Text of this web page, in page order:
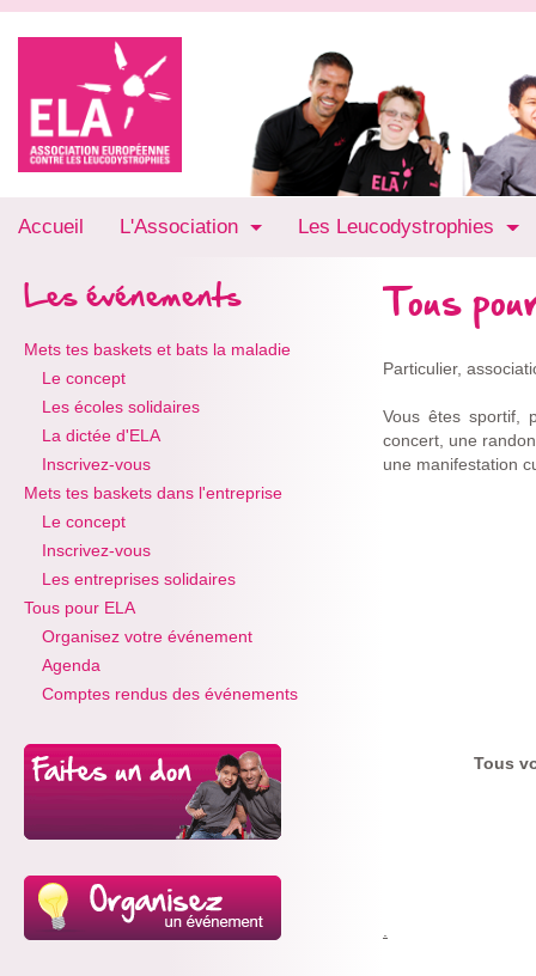
Accueil L'Association Les Leucodystrophies
Les événements
Mets tes baskets et bats la maladie
Le concept
Les écoles solidaires
La dictée d'ELA
Inscrivez-vous
Mets tes baskets dans l'entreprise
Le concept
Inscrivez-vous
Les entreprises solidaires
Tous pour ELA
Organisez votre événement
Agenda
Comptes rendus des événements
Tous
Particulier,
Vous êtes sportif,
concert, une
une manifestation
Tous